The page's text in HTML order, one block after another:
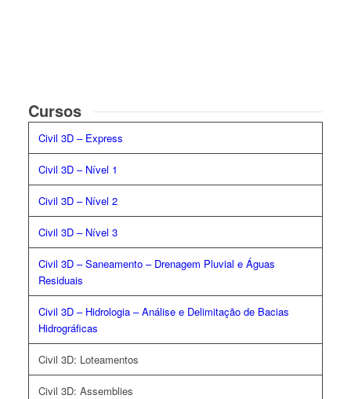
Cursos
Civil 3D – Express
Civil 3D – Nível 1
Civil 3D – Nível 2
Civil 3D – Nível 3
Civil 3D– Saneamento – Drenagem Pluvial e Águas
Residuais
Civil 3D – Hidrologia – Análise e Delimitação de Bacias
Hidrográficas
Civil 3D: Loteamentos
Civil 3D: Assemblies